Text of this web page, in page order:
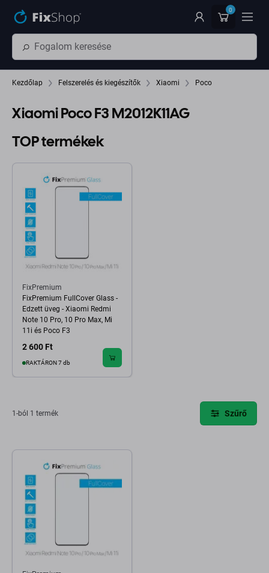
0
Kezdőlap Felszerelés és kiegészítők Xiaomi Poco
Xiaomi Poco F3 M2012K11AG
TOP termékek
FixPremium
FixPremium FullCover Glass -
Edzett üveg - Xiaomi Redmi
Note 10 Pro, 10 Pro Max, Mi
11i és Poco F3
2 600 Ft
RAKTÁRON 7 db
1-ból 1 termék Szűrő